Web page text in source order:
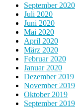
September 2020
Juli 2020
Juni 2020
Mai 2020
April 2020
März 2020
Februar 2020
Januar 2020
Dezember 2019
November 2019
Oktober 2019
September 2019